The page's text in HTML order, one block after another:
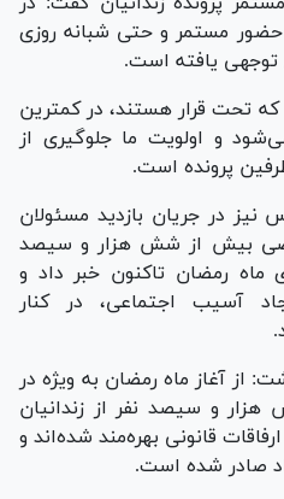
حضور مستمر و حتی شبانه روزی
توجهی یافته است.
که تحت قرار هستند، در کمترین
و اولویت ما جلوگیری از
پرونده است.
نیز در جریان بازدید مسئولان
بیش از شش هزار و سیصد
ماه رمضان تاکنون خبر داد و
آسیب اجتماعی، در کنار
از آغاز ماه رمضان به ویژه در
هزار و سیصد نفر از زندانیان
قانونی بهره‌مند شده‌اند و
صادر شده است.